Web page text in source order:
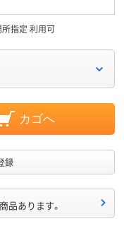
所指定 利用可
カゴへ
録
商品あります。